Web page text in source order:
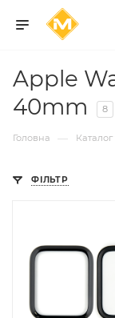
Apple
40mm
8
Головна — Каталог
ФІЛЬТР